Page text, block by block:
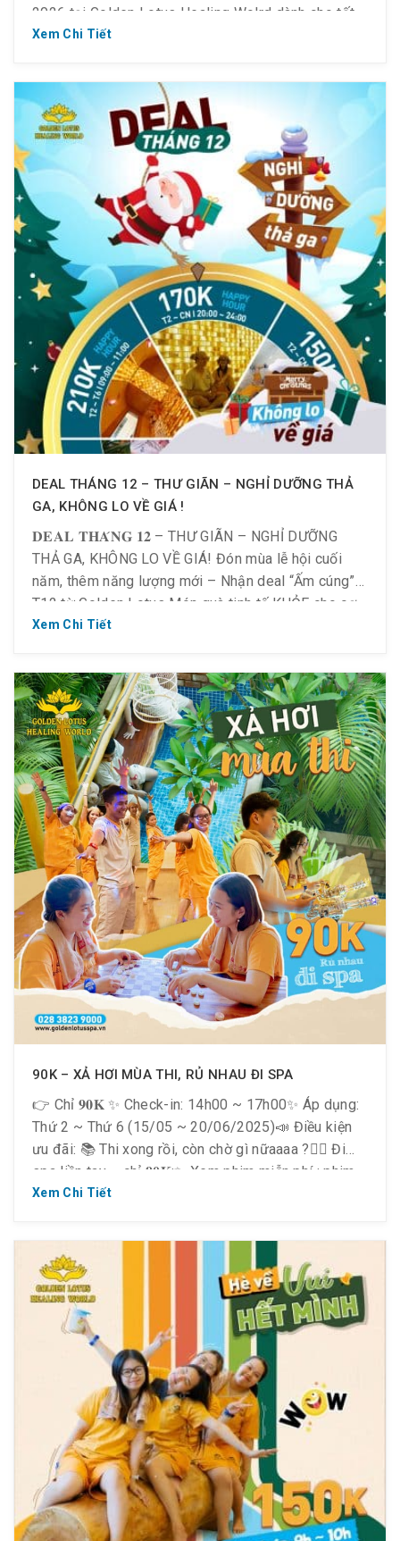
2026 tại Golden Lotus Healing Wolrd dành cho tất
cả mọi người.⚠️ Lưu ý quan trọng: * Các ưu đãi
Xem Chi Tiết
DEAL THÁNG 12 – THƯ GIÃN – NGHỈ DƯỠNG THẢ
GA, KHÔNG LO VỀ GIÁ !
𝐃𝐄𝐀𝐋 𝐓𝐇𝐀́𝐍𝐆 𝟏𝟐 – THƯ GIÃN – NGHỈ DƯỠNG
THẢ GA, KHÔNG LO VỀ GIÁ! Đón mùa lễ hội cuối
năm, thêm năng lượng mới – Nhận deal “Ấm cúng”
T12 từ Golden Lotus Món quà tinh tế KHỎE cho cơ
thể – THƯ GIÃN tâm trí và nhẹ chiếc ví: 𝐊𝐡𝐮 𝐧𝐠𝐡𝐢̉
Xem Chi Tiết
90K – XẢ HƠI MÙA THI, RỦ NHAU ĐI SPA
👉 Chỉ 𝟗𝟎𝐊 ✨ Check-in: 14h00 ~ 17h00✨ Áp dụng:
Thứ 2 ~ Thứ 6 (15/05 ~ 20/06/2025)📣 Điều kiện
ưu đãi: 📚 Thi xong rồi, còn chờ gì nữaaaa ?💆‍♀️ Đi
spa liền tay – chỉ 𝟗𝟎𝐊:✨ Xem phim miễn phí : phim
bom tấn, phim hot mùa hè.✨ Chơi game miễn phí :
Xem Chi Tiết